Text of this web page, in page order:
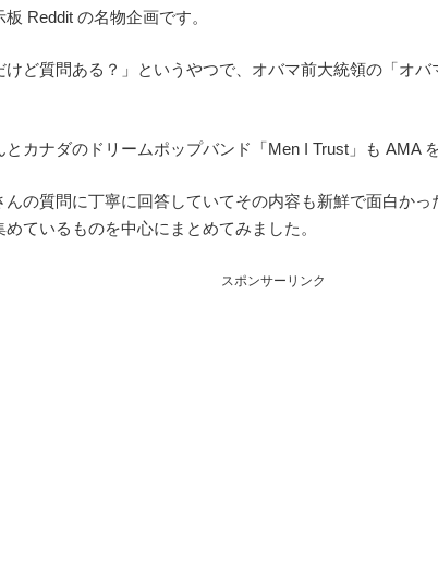
Reddit の名物企画です。
けど質問ある？」というやつで、オバマ前大統領の「オバ
とカナダのドリームポップバンド「Men I Trust」も AMA
んの質問に丁寧に回答していてその内容も新鮮で面白かっ
ているものを中心にまとめてみました。
スポンサーリンク